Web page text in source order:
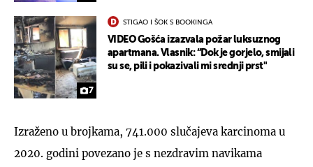
7
STIGAO I ŠOK S BOOKINGA
VIDEO Gošća izazvala požar luksuznog
apartmana. Vlasnik: “Dok je gorjelo, smijali
su se, pili i pokazivali mi srednji prst"
Izraženo u brojkama, 741.000 slučajeva karcinoma u
2020. godini povezano je s nezdravim navikama